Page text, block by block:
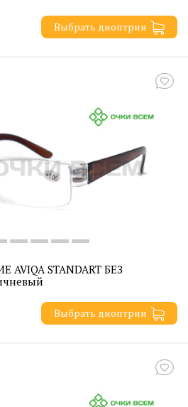
Выбрать диоптрии
STANDART БЕЗ
Выбрать диоптрии